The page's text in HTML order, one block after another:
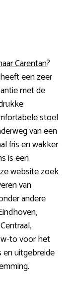
Carentan?
een zeer
met de
stoel
van een
fris en wakker
is een
website zoek
van
andere
to voor het
en uitgebreide